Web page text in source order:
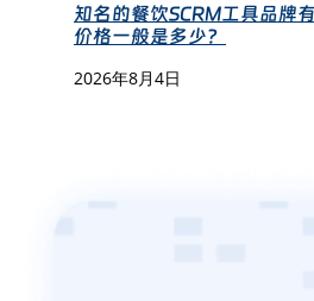
知名的餐饮SCRM工具品牌
价格一般是多少？
2026年8月4日